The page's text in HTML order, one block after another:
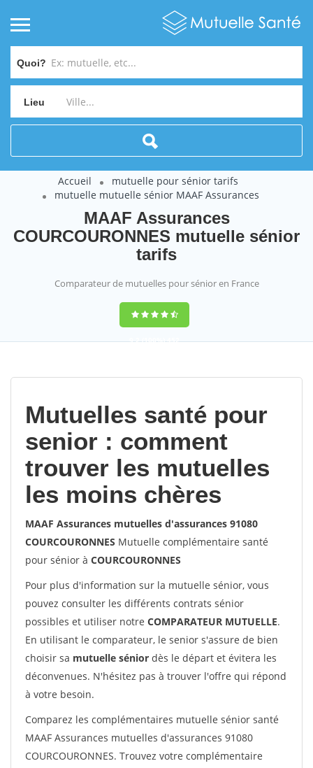
Quoi?
Lieu
Accueil
mutuelle pour sénior tarifs
mutuelle mutuelle sénior MAAF Assurances
MAAF Assurances
COURCOURONNES mutuelle sénior
tarifs
Comparateur de mutuelles pour sénior en France
9,2(100%)452
Mutuelles santé pour
senior : comment
trouver les mutuelles
les moins chères
MAAF Assurances mutuelles d'assurances 91080
COURCOURONNES Mutuelle complémentaire santé
pour sénior à COURCOURONNES
Pour plus d'information sur la mutuelle sénior, vous
pouvez consulter les différents contrats sénior
possibles et utiliser notre COMPARATEUR MUTUELLE.
En utilisant le comparateur, le senior s'assure de bien
choisir sa mutuelle sénior dès le départ et évitera les
déconvenues. N'hésitez pas à trouver l'offre qui répond
à votre besoin.
Comparez les complémentaires mutuelle sénior santé
MAAF Assurances mutuelles d'assurances 91080
COURCOURONNES. Trouvez votre complémentaire